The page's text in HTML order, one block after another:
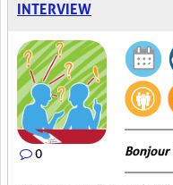
INTERVIEW
0 Bonjour